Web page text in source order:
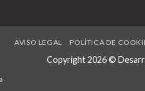
AVISO LEGAL POLÍTICA DE
Copyright 2026 ©